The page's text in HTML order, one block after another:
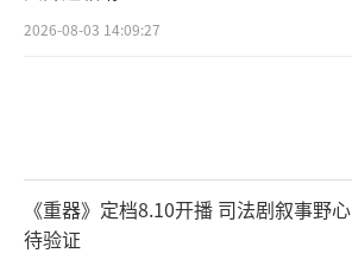
2026-08-03 14:09:27
《重器》定档8.10开播 司法剧叙事野心
待验证